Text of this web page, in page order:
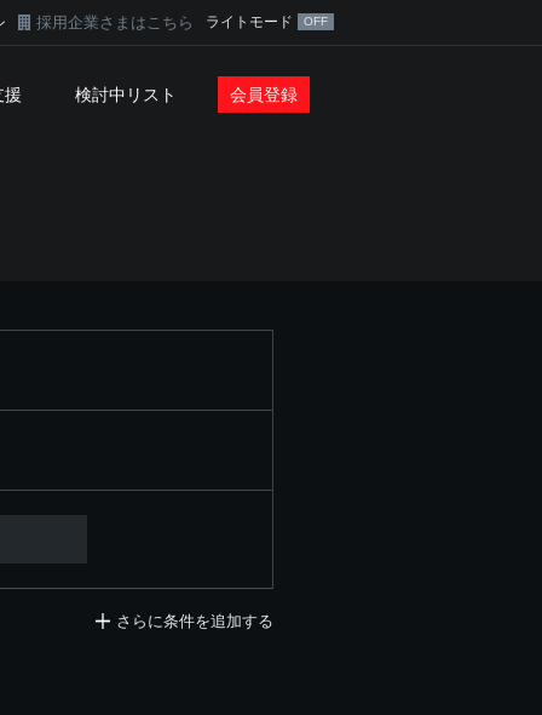
採用企業さまはこちら ライトモード
援 検討中リスト 会員登録
さらに条件を追加する